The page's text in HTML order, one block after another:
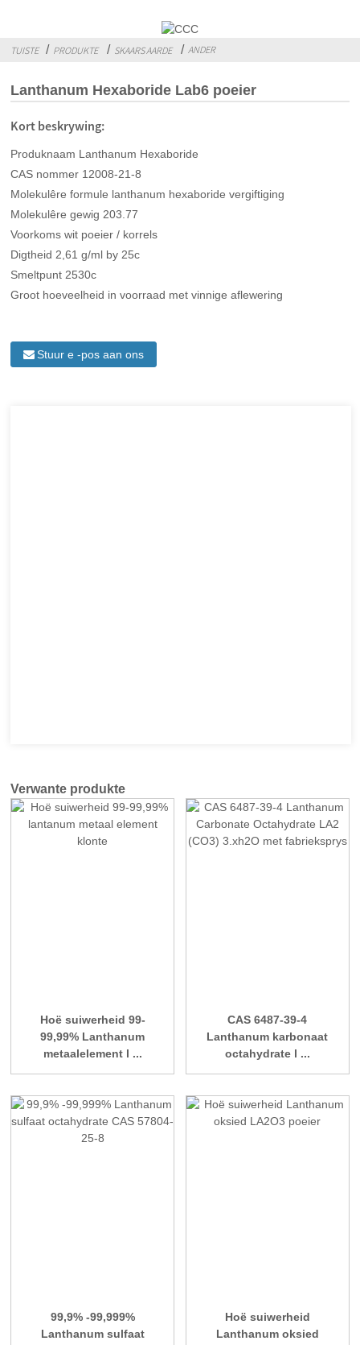
TUISTE PRODUKTE SKAARS AARDE ANDER
Lanthanum Hexaboride Lab6 poeier
Kort beskrywing:
Produknaam Lanthanum Hexaboride
CAS nommer 12008-21-8
Molekulêre formule lanthanum hexaboride vergiftiging
Molekulêre gewig 203.77
Voorkoms wit poeier / korrels
Digtheid 2,61 g/ml by 25c
Smeltpunt 2530c
Groot hoeveelheid in voorraad met vinnige aflewering
Stuur e -pos aan ons
Verwante produkte
Hoë suiwerheid 99-
99,99% Lanthanum
metaalelement l ...
CAS 6487-39-4
Lanthanum karbonaat
octahydrate l ...
99,9% -99,999%
Lanthanum sulfaat
Hoë suiwerheid
Lanthanum oksied